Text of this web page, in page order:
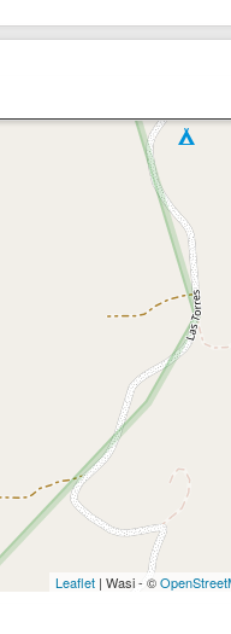
Leaflet | Wasi - ©